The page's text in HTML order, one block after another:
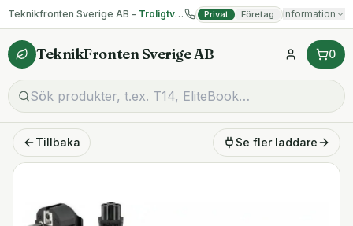
Teknikfronten Sverige AB – Troligtvis billigast på begagnad IT! Privat Företag Information
TeknikFronten Sverige AB 0
Tillbaka Se fler laddare